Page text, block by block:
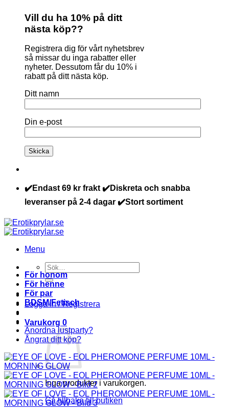
Vill du ha 10% på ditt
nästa köp??
Registrera dig för vårt nyhetsbrev
så missar du inga rabatter eller
nyheter. Dessutom får du 10% i
rabatt på ditt nästa köp.
Ditt namn
Din e-post
✔️Endast 69 kr frakt ✔️Diskreta och snabba
leveranser på 2-4 dagar ✔️Stort sortiment
Menu
Sök
efter:
Logga in / Registrera
Varukorg 0
Inga produkter i varukorgen.
Gå tillbaka till butiken
För honom
För henne
För par
BDSM/Fetisch
Anordna lustparty?
Ångrat ditt köp?